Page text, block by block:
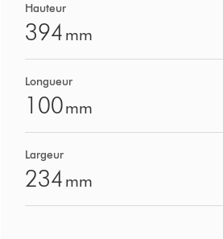
Hauteur
394 mm
Longueur
100mm
Largeur
234 mm